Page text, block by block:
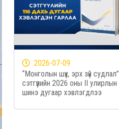
2026-07-09
“Монголын шүүх, эрх зүй судлал”
сэтгүүлийн 2026 оны II улирлын
шинэ дугаар хэвлэгдлээ